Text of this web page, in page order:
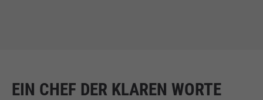
EIN CHEF DER KLAREN WORTE